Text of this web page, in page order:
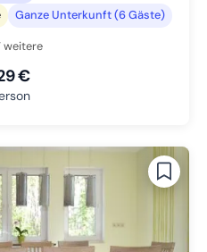
Ganze Unterkunft (6 Gäste)
weitere
€